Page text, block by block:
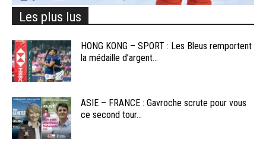
Les plus lus
HONG KONG – SPORT : Les Bleus remportent
la médaille d’argent...
ASIE – FRANCE : Gavroche scrute pour vous
ce second tour...